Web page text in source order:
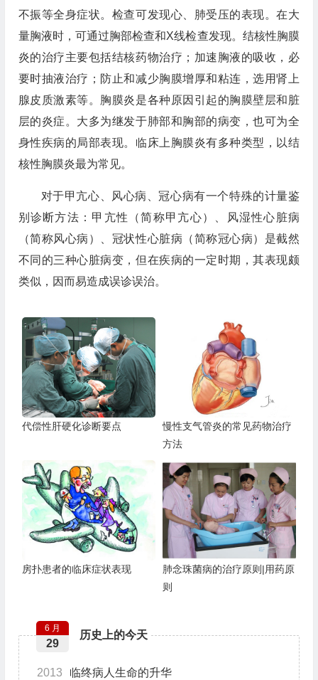
不振等全身症状。检查可发现心、肺受压的表现。在大
量胸液时，可通过胸部检查和X线检查发现。结核性胸膜
炎的治疗主要包括结核药物治疗；加速胸液的吸收，必
要时抽液治疗；防止和减少胸膜增厚和粘连，选用肾上
腺皮质激素等。胸膜炎是各种原因引起的胸膜壁层和脏
层的炎症。大多为继发于肺部和胸部的病变，也可为全
身性疾病的局部表现。临床上胸膜炎有多种类型，以结
核性胸膜炎最为常见。
对于甲亢心、风心病、冠心病有一个特殊的计量鉴
别诊断方法：甲亢性（简称甲亢心）、风湿性心脏病
（简称风心病）、冠状性心脏病（简称冠心病）是截然
不同的三种心脏病变，但在疾病的一定时期，其表现颇
类似，因而易造成误诊误治。
代偿性肝硬化诊断要点
慢性支气管炎的常见药物治疗
方法
房扑患者的临床症状表现
肺念珠菌病的治疗原则|用药原
则
历史上的今天
6 月
29
2013 临终病人生命的升华